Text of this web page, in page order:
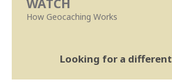
WATCH
How Geocaching Works
Looking for a